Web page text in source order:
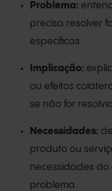
Problema:
precisa resolver
específicas.
Implicação:
ou efeitos
se não for
Necessidades:
produto ou
necessidades do
problema.